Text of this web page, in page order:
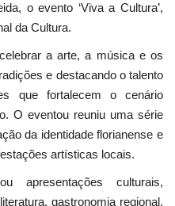
o evento ‘Viva a Cultura’,
da Cultura.
a arte, a música e os
e destacando o talento
que fortalecem o cenário
O eventou reuniu uma série
da identidade florianense e
artísticas locais.
apresentações culturais,
gastronomia regional,